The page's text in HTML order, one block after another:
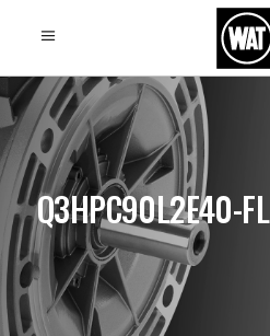
Q3HPC90L2E40-FL